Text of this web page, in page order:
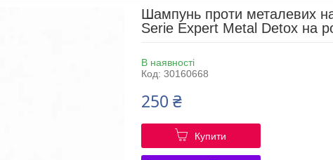
Шампунь проти металевих
Serie Expert Metal Detox на
В наявності
Код: 30160668
250 ₴
Купити